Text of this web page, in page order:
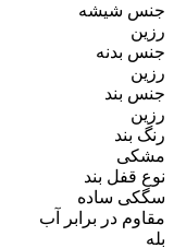
جنس شیشه
رزین
جنس بدنه
رزین
جنس بند
رزین
رنگ بند
مشکی
نوع قفل بند
سگکی ساده
مقاوم در برابر آب
بله